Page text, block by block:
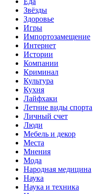
Звёзды
Здоровье
Игры
Импортозамещение
Интернет
Истории
Компании
Криминал
Культура
Кухня
Лайфхаки
Летние виды спорта
Личный счет
Люди
Мебель и декор
Места
Мнения
Мода
Народная медицина
Наука
Наука и техника